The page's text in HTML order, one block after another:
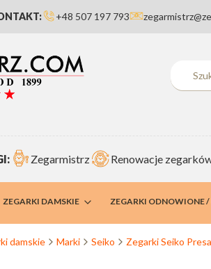
+48 507 197 793
Zegarmistrz Renowacje
ZEGARKI DAMSKIE ZEGARKI ODNOWIONE
damskie Marki Seiko Zegarki Seiko